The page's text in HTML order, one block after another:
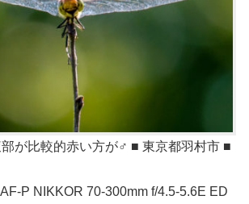
が比較的赤い方が♂ ■ 東京都羽村市 ■
P NIKKOR 70-300mm f/4.5-5.6E ED